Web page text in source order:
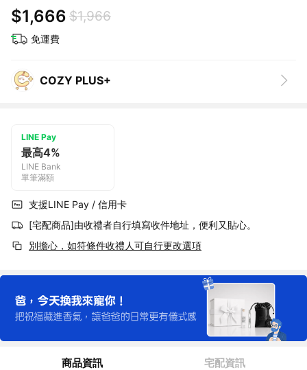
娃娃 禮物 生日禮物 交換禮 可愛毛絨玩偶 花束 畢
業禮物 永生花
$1,666 $1,966
免運費
COZY PLUS+
LINE Pay
最高4%
LINE Bank
單筆滿額
支援LINE Pay / 信用卡
[宅配商品]由收禮者自行填寫收件地址，便利又貼心。
別擔心，如符條件收禮人可自行更改選項
商品資訊 宅配資訊